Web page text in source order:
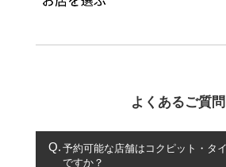
よくあるご質問
予約可能な店舗はコクピット・タ
ですか？